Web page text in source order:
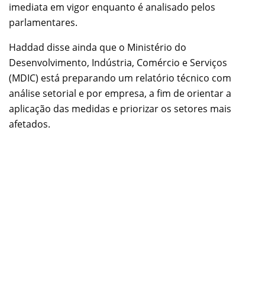
imediata em vigor enquanto é analisado pelos
parlamentares.
Haddad disse ainda que o Ministério do
Desenvolvimento, Indústria, Comércio e Serviços
(MDIC) está preparando um relatório técnico com
análise setorial e por empresa, a fim de orientar a
aplicação das medidas e priorizar os setores mais
afetados.